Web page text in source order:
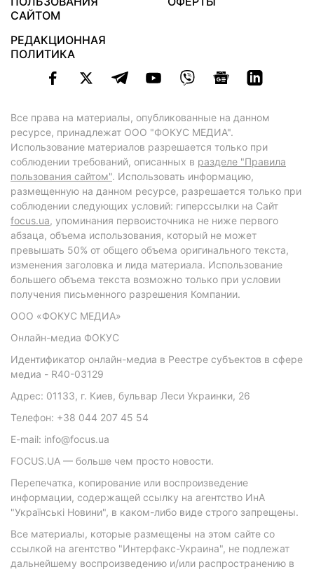
САЙТОМ
РЕДАКЦИОННАЯ
ПОЛИТИКА
Все права на материалы, опубликованные на данном
ресурсе, принадлежат ООО "ФОКУС МЕДИА".
Использование материалов разрешается только при
соблюдении требований, описанных в разделе "Правила
пользования сайтом". Использовать информацию,
размещенную на данном ресурсе, разрешается только при
соблюдении следующих условий: гиперссылки на Сайт
focus.ua, упоминания первоисточника не ниже первого
абзаца, объема использования, который не может
превышать 50% от общего объема оригинального текста,
изменения заголовка и лида материала. Использование
большего объема текста возможно только при условии
получения письменного разрешения Компании.
ООО «ФОКУС МЕДИА»
Онлайн-медиа ФОКУС
Идентификатор онлайн-медиа в Реестре субъектов в сфере
медиа - R40-03129
Адрес: 01133, г. Киев, бульвар Леси Украинки, 26
Телефон: +38 044 207 45 54
E-mail: info@focus.ua
FOCUS.UA — больше чем просто новости.
Перепечатка, копирование или воспроизведение
информации, содержащей ссылку на агентство ИнА
"Українські Новини", в каком-либо виде строго запрещены.
Все материалы, которые размещены на этом сайте со
ссылкой на агентство "Интерфакс-Украина", не подлежат
дальнейшему воспроизведению и/или распространению в